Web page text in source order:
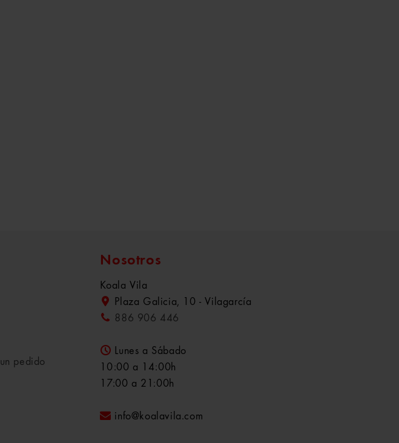
pedido
Nosotros
Koala Vila
Plaza Galicia, 10 - Vilagarcía
886 906 446
Lunes a Sábado
10:00 a 14:00h
17:00 a 21:00h
info@koalavila.com